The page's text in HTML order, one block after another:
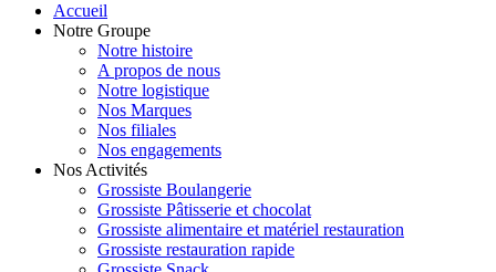
Accueil
Notre Groupe
Notre histoire
A propos de nous
Notre logistique
Nos Marques
Nos filiales
Nos engagements
Nos Activités
Grossiste Boulangerie
Grossiste Pâtisserie et chocolat
Grossiste alimentaire et matériel restauration
Grossiste restauration rapide